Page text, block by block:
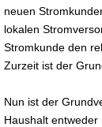
neuen
lokalen
Stromkunde den
Zurzeit ist der
Nun ist der
Haushalt